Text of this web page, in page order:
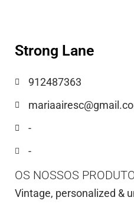
Strong Lane
912487363
-
-
OS NOSSOS
Vintage, personalized &